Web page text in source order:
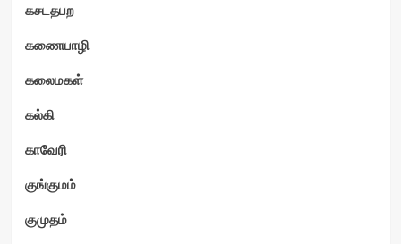
கசடதபற
கணையாழி
கலைமகள்
கல்கி
காவேரி
குங்குமம்
குமுதம்